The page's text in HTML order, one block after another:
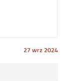
Opublikowano
27 wrz 2024